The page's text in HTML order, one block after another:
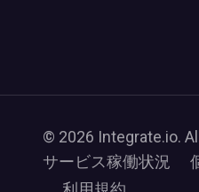
© 2026 Integrate.io.
サービス稼働状況